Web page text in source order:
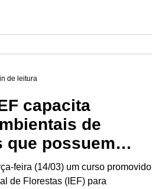
capacita
de
que possuem
conservação
feira (14/03) um curso promovido
de Florestas (IEF) para
de leitura